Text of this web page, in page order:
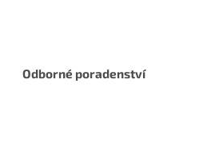
Odborné poradenství